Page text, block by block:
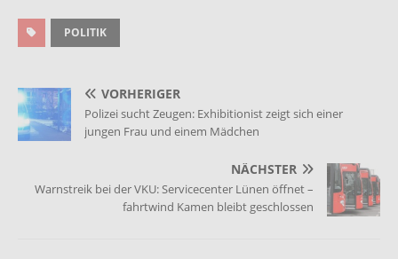
POLITIK
VORHERIGER
Polizei sucht Zeugen: Exhibitionist zeigt sich einer
jungen Frau und einem Mädchen
NÄCHSTER
Warnstreik bei der VKU: Servicecenter Lünen öffnet –
fahrtwind Kamen bleibt geschlossen